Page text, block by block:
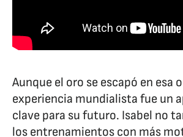
Aunque el oro se escapó en esa
experiencia mundialista fue un
clave para su futuro. Isabel no
los entrenamientos con más